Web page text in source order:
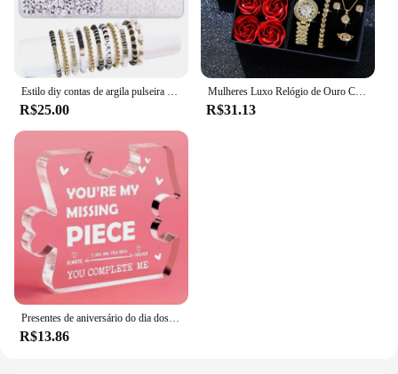
Estilo diy contas de argila pulseira fazendo kit amizade carta dourada contas kit para fazer jóias feminino adolescente meninas presente aniversário
R$25.00
Mulheres Luxo Relógio de Ouro Conjunto de pulseiras e colares, Relógio de pulso quartzo de diamante feminino, Dia dos Namorados, Presente do Dia das Mães, Fashion, 6 peças
R$31.13
Presentes de aniversário do dia dos namorados, presentes românticos para casais, namorada, namorado, marido, esposa, aniversário
R$13.86